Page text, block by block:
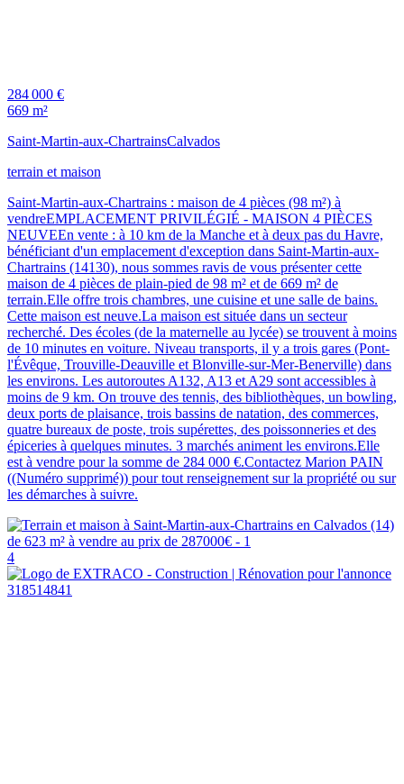
284 000 €
669 m²
Saint-Martin-aux-ChartrainsCalvados
terrain et maison
Saint-Martin-aux-Chartrains : maison de 4 pièces (98 m²) à
vendreEMPLACEMENT PRIVILÉGIÉ - MAISON 4 PIÈCES
NEUVEEn vente : à 10 km de la Manche et à deux pas du Havre,
bénéficiant d'un emplacement d'exception dans Saint-Martin-aux-
Chartrains (14130), nous sommes ravis de vous présenter cette
maison de 4 pièces de plain-pied de 98 m² et de 669 m² de
terrain.Elle offre trois chambres, une cuisine et une salle de bains.
Cette maison est neuve.La maison est située dans un secteur
recherché. Des écoles (de la maternelle au lycée) se trouvent à moins
de 10 minutes en voiture. Niveau transports, il y a trois gares (Pont-
l'Évêque, Trouville-Deauville et Blonville-sur-Mer-Benerville) dans
les environs. Les autoroutes A132, A13 et A29 sont accessibles à
moins de 9 km. On trouve des tennis, des bibliothèques, un bowling,
deux ports de plaisance, trois bassins de natation, des commerces,
quatre bureaux de poste, trois supérettes, des poissonneries et des
épiceries à quelques minutes. 3 marchés animent les environs.Elle
est à vendre pour la somme de 284 000 €.Contactez Marion PAIN
((Numéro supprimé)) pour tout renseignement sur la propriété ou sur
les démarches à suivre.
4